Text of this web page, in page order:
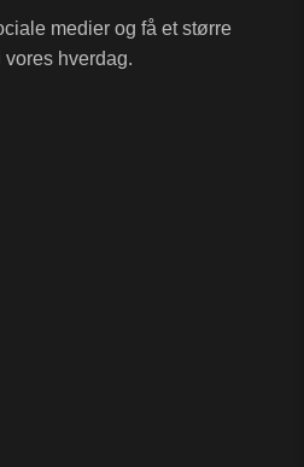
medier og få et større
vores hverdag.